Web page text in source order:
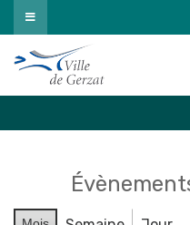
Passer
au
contenu